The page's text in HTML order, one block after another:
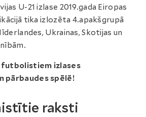
U-21 izlase 2019.gada Eiropas
tika izlozēta 4.apakšgrupā
Ukrainas, Skotijas un
futbolistiem izlases
pārbaudes spēlē!
raksti